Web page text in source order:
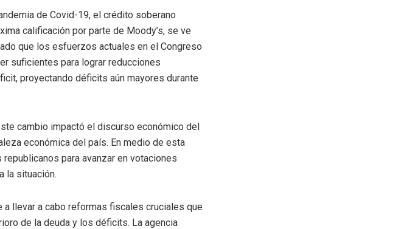
de Covid-19, el crédito soberano
calificación por parte de Moody’s, se ve
que los esfuerzos actuales en el Congreso
suficientes para lograr reducciones
proyectando déficits aún mayores durante
cambio impactó el discurso económico del
económica del país. En medio de esta
para avanzar en votaciones
la situación.
a llevar a cabo reformas fiscales cruciales que
de la deuda y los déficits. La agencia